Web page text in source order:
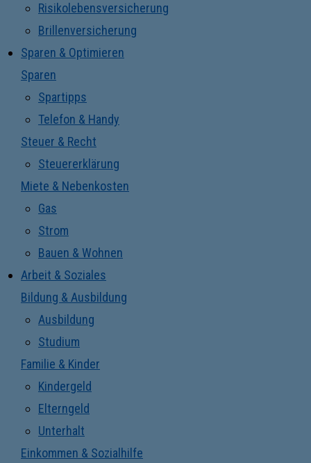
Risikolebensversicherung
Brillenversicherung
Sparen & Optimieren
Sparen
Spartipps
Telefon & Handy
Steuer & Recht
Steuererklärung
Miete & Nebenkosten
Gas
Strom
Bauen & Wohnen
Arbeit & Soziales
Bildung & Ausbildung
Ausbildung
Studium
Familie & Kinder
Kindergeld
Elterngeld
Unterhalt
Einkommen & Sozialhilfe